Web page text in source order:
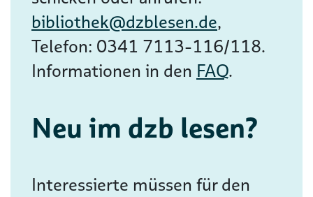
bibliothek@dzblesen.de,
Telefon: 0341 7113-116/118.
Informationen in den FAQ.
Neu im dzb lesen?
Interessierte müssen für den